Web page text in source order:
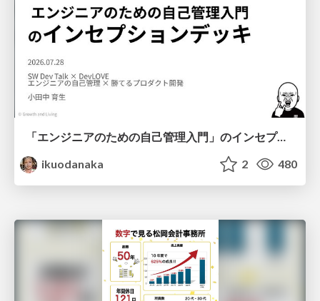
「エンジニアのための自己管理入門」のインセプションデッキ/Inception Deck of Self-Management beginner's guide book
ikuodanaka
2 480